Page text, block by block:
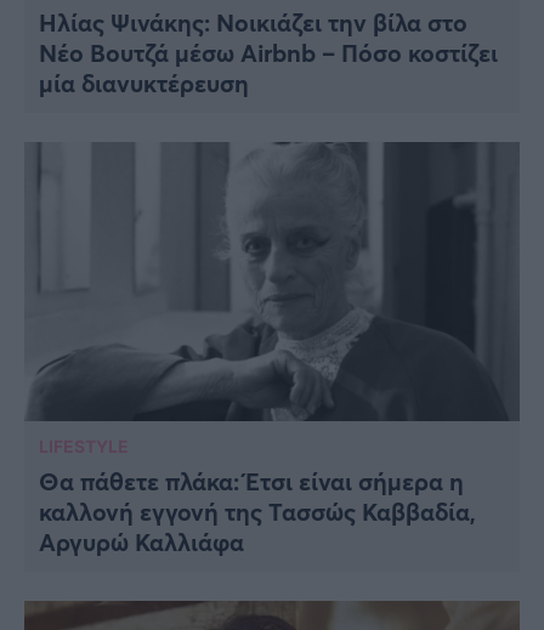
Ηλίας Ψινάκης: Nοικιάζει την βίλα στο
Νέο Βουτζά μέσω Airbnb – Πόσο κοστίζει
μία διανυκτέρευση
LIFESTYLE
Θα πάθετε πλάκα: Έτσι είναι σήμερα η
καλλονή εγγονή της Τασσώς Καββαδία,
Αργυρώ Καλλιάφα